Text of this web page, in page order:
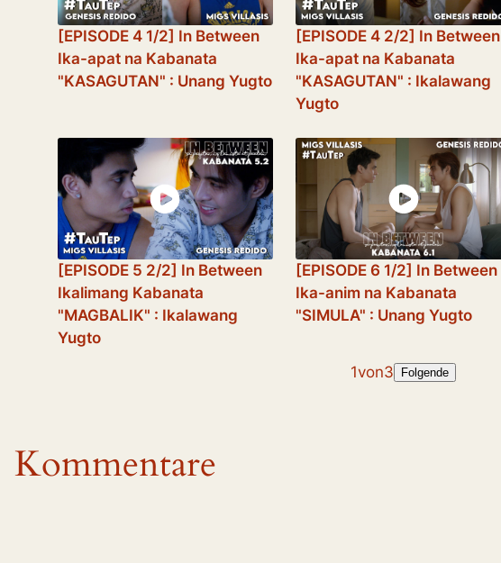
[EPISODE 4 1/2] In Between
Ika-apat na Kabanata
"KASAGUTAN" : Unang Yugto
[EPISODE 4 2/2] In Between
Ika-apat na Kabanata
"KASAGUTAN" : Ikalawang
Yugto
[EPISODE 5 2/2] In Between
Ikalimang Kabanata
"MAGBALIK" : Ikalawang
Yugto
[EPISODE 6 1/2] In Between
Ika-anim na Kabanata
"SIMULA" : Unang Yugto
1von3 Folgende
Kommentare